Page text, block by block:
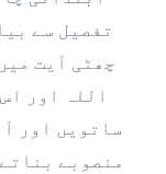
تفصیل سے
چھٹی آیت
اللہ اور
ساتویں اور
منصوبے